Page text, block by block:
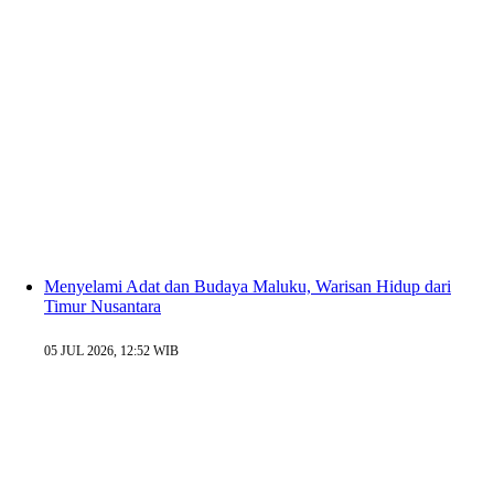
Menyelami Adat dan Budaya Maluku, Warisan Hidup dari
Timur Nusantara
05 JUL 2026, 12:52 WIB